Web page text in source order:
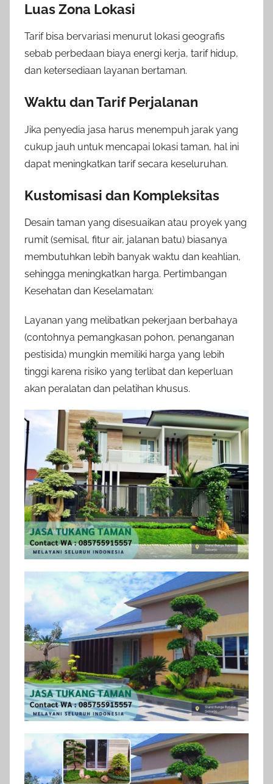
Luas Zona Lokasi
Tarif bisa bervariasi menurut lokasi geografis
sebab perbedaan biaya energi kerja, tarif hidup,
dan ketersediaan layanan bertaman.
Waktu dan Tarif Perjalanan
Jika penyedia jasa harus menempuh jarak yang
cukup jauh untuk mencapai lokasi taman, hal ini
dapat meningkatkan tarif secara keseluruhan.
Kustomisasi dan Kompleksitas
Desain taman yang disesuaikan atau proyek yang
rumit (semisal, fitur air, jalanan batu) biasanya
membutuhkan lebih banyak waktu dan keahlian,
sehingga meningkatkan harga. Pertimbangan
Kesehatan dan Keselamatan:
Layanan yang melibatkan pekerjaan berbahaya
(contohnya pemangkasan pohon, penanganan
pestisida) mungkin memiliki harga yang lebih
tinggi karena risiko yang terlibat dan keperluan
akan peralatan dan pelatihan khusus.